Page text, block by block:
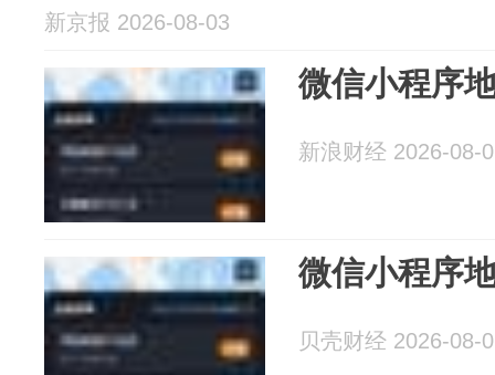
新京报 2026-08-03
微信小程序
新浪财经 2026-08-
微信小程序
贝壳财经 2026-08-